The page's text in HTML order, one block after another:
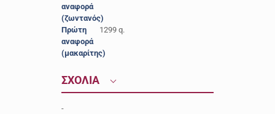
αναφορά
(ζωντανός)
Πρώτη
αναφορά
(μακαρίτης)
1299 q.
ΣΧΟΛΙΑ
-